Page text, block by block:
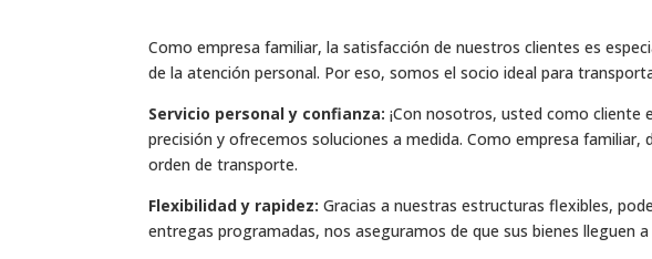
Como empresa familiar, la satisfacción de nuestros clientes es
de la atención personal. Por eso, somos el socio ideal para
Servicio personal y confianza: ¡Con nosotros, usted como cliente
precisión y ofrecemos soluciones a medida. Como empresa
orden de transporte.
Flexibilidad y rapidez: Gracias a nuestras estructuras flexibles,
entregas programadas, nos aseguramos de que sus bienes lleguen